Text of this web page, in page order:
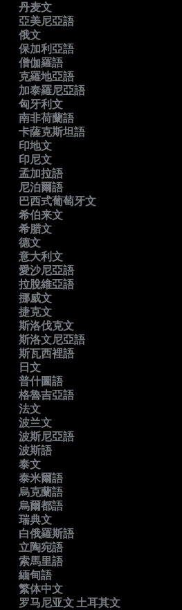
丹麦文
亞美尼亞語
俄文
保加利亞語
僧伽羅語
克羅地亞語
加泰羅尼亞語
匈牙利文
南非荷蘭語
卡薩克斯坦語
印地文
印尼文
孟加拉語
尼泊爾語
巴西式葡萄牙文
希伯来文
希腊文
德文
意大利文
愛沙尼亞語
拉脫維亞語
挪威文
捷克文
斯洛伐克文
斯洛文尼亞語
斯瓦西裡語
日文
普什圖語
格魯吉亞語
法文
波兰文
波斯尼亞語
波斯語
泰文
泰米爾語
烏克蘭語
烏爾都語
瑞典文
白俄羅斯語
立陶宛語
索馬里語
緬甸語
繁体中文
罗马尼亚文 土耳其文